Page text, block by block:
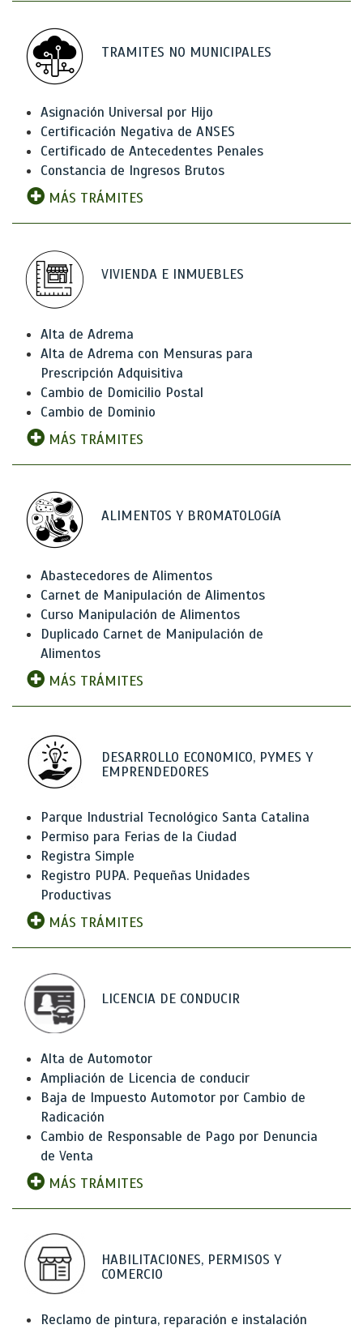
TRAMITES NO MUNICIPALES
Asignación Universal por Hijo
Certificación Negativa de ANSES
Certificado de Antecedentes Penales
Constancia de Ingresos Brutos
MÁS TRÁMITES
VIVIENDA E INMUEBLES
Alta de Adrema
Alta de Adrema con Mensuras para
Prescripción Adquisitiva
Cambio de Domicilio Postal
Cambio de Dominio
MÁS TRÁMITES
ALIMENTOS Y BROMATOLOGíA
Abastecedores de Alimentos
Carnet de Manipulación de Alimentos
Curso Manipulación de Alimentos
Duplicado Carnet de Manipulación de
Alimentos
MÁS TRÁMITES
DESARROLLO ECONOMICO, PYMES Y
EMPRENDEDORES
Parque Industrial Tecnológico Santa Catalina
Permiso para Ferias de la Ciudad
Registra Simple
Registro PUPA. Pequeñas Unidades
Productivas
MÁS TRÁMITES
LICENCIA DE CONDUCIR
Alta de Automotor
Ampliación de Licencia de conducir
Baja de Impuesto Automotor por Cambio de
Radicación
Cambio de Responsable de Pago por Denuncia
de Venta
MÁS TRÁMITES
HABILITACIONES, PERMISOS Y
COMERCIO
Reclamo de pintura, reparación e instalación